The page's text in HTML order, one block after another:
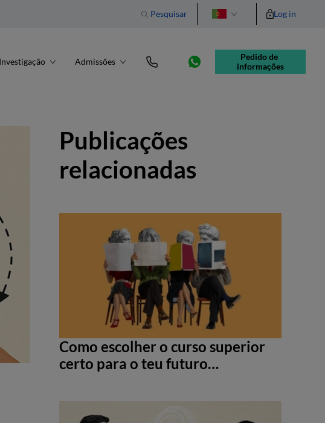
Pesquisar
English
Log in
Investigação Admissões
Pedido de
informações
Publicações
relacionadas
Como escolher o curso superior
certo para o teu futuro